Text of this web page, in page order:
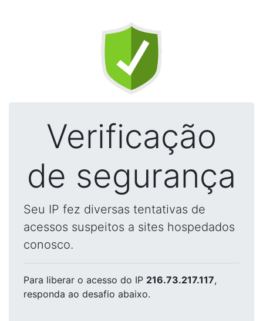
Verificação
de segurança
Seu IP fez diversas tentativas de
acessos suspeitos a sites hospedados
conosco.
Para liberar o acesso do IP 216.73.217.117,
responda ao desafio abaixo.